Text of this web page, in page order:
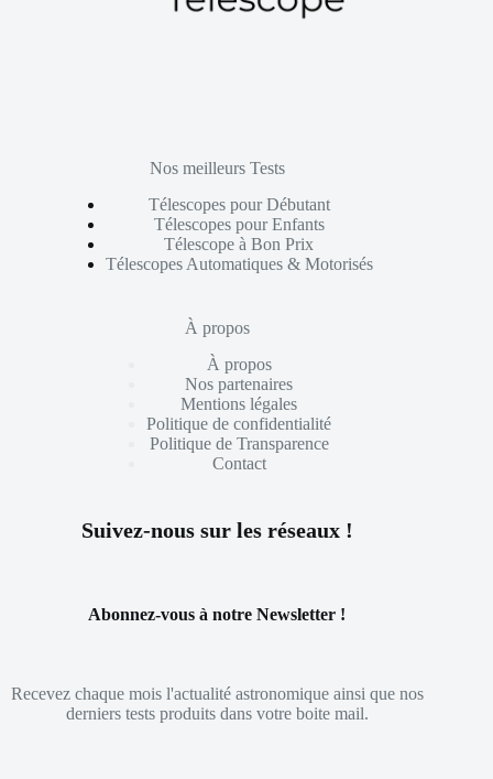
Nos meilleurs Tests
Télescopes pour Débutant
Télescopes pour Enfants
Télescope à Bon Prix
Télescopes Automatiques & Motorisés
À propos
À propos
Nos partenaires
Mentions légales
Politique de confidentialité
Politique de Transparence
Contact
Suivez-nous sur les réseaux !
Abonnez-vous à notre Newsletter !
Recevez chaque mois l'actualité astronomique ainsi que nos
derniers tests produits dans votre boite mail.